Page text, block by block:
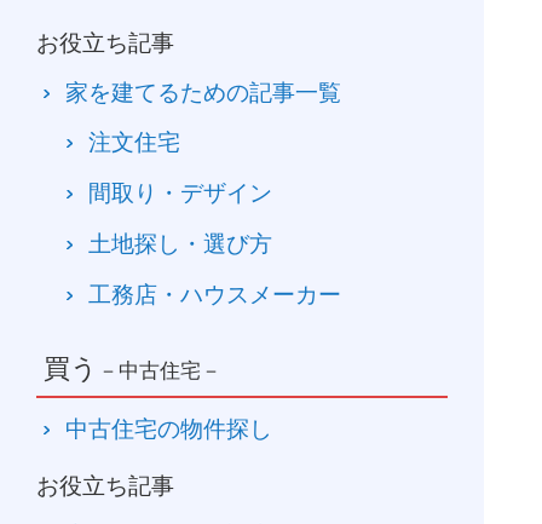
お役立ち記事
家を建てるための記事一覧
注文住宅
間取り・デザイン
土地探し・選び方
工務店・ハウスメーカー
買う －中古住宅－
中古住宅の物件探し
お役立ち記事